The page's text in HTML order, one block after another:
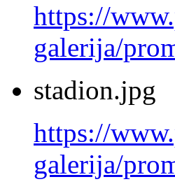
https://
galerija/
stadion.jpg
https://
galerija/